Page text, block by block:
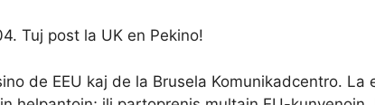
Tuj post la UK en Pekino!
de EEU kaj de la Brusela Komunikadcentro. La